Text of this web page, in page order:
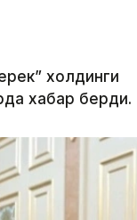
холдинги
хабар берди.